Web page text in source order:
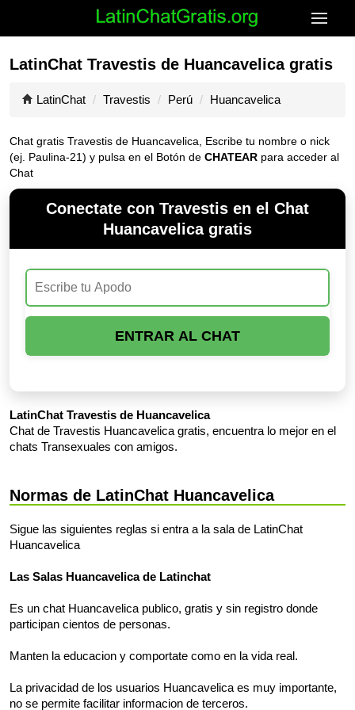
LatinChat Travestis de Huancavelica gratis
LatinChat Travestis Perú Huancavelica
Chat gratis Travestis de Huancavelica, Escribe tu nombre o nick
(ej. Paulina-21) y pulsa en el Botón de CHATEAR para acceder al
Chat
Conectate con Travestis en el Chat
Huancavelica gratis
ENTRAR AL CHAT
LatinChat Travestis de Huancavelica
Chat de Travestis Huancavelica gratis, encuentra lo mejor en el
chats Transexuales con amigos.
Normas de LatinChat Huancavelica
Sigue las siguientes reglas si entra a la sala de LatinChat
Huancavelica
Las Salas Huancavelica de Latinchat
Es un chat Huancavelica publico, gratis y sin registro donde
participan cientos de personas.
Manten la educacion y comportate como en la vida real.
La privacidad de los usuarios Huancavelica es muy importante,
no se permite facilitar informacion de terceros.